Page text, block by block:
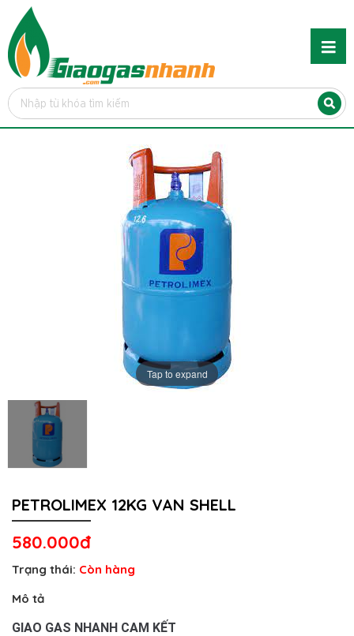
Tap to expand
PETROLIMEX 12KG VAN SHELL
580.000đ
Trạng thái: Còn hàng
Mô tả
GIAO GAS NHANH CAM KẾT